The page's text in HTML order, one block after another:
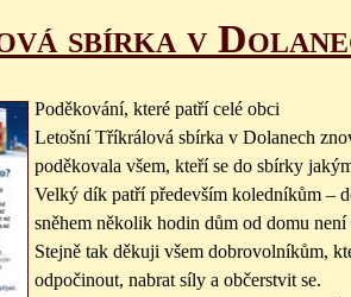
sbírka v
Poděkování, které patří celé obci
Letošní Tříkrálová sbírka v Dolanech
poděkovala všem, kteří se do sbírky
Velký dík patří především koledníkům –
sněhem několik hodin dům od domu není
Stejně tak děkuji všem dobrovolníkům,
odpočinout, nabrat síly a občerstvit se.